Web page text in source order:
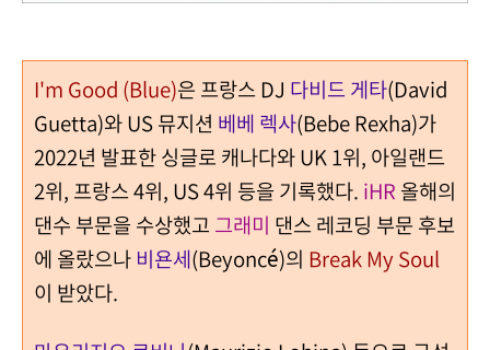
I'm Good (Blue)은 프랑스 DJ 다비드 게타(David
Guetta)와 US 뮤지션 베베 렉사(Bebe Rexha)가
2022년 발표한 싱글로 캐나다와 UK 1위, 아일랜드
2위, 프랑스 4위, US 4위 등을 기록했다. iHR 올해의
댄수 부문을 수상했고 그래미 댄스 레코딩 부문 후보
에 올랐으나 비욘세(Beyoncé)의 Break My Soul
이 받았다.